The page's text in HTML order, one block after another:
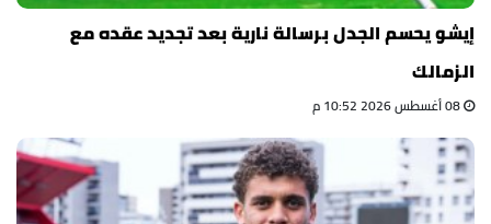
إيشو يحسم الجدل برسالة نارية بعد تجديد عقده مع
الزمالك